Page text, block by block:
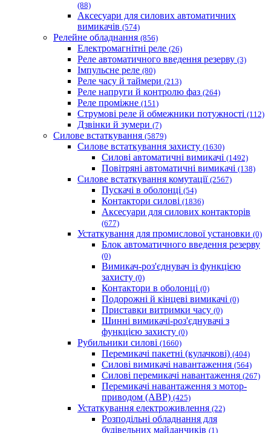
(88)
Аксесуари для силових автоматичних
вимикачів (574)
Релейне обладнання (856)
Електромагнітні реле (26)
Реле автоматичного введення резерву (3)
Імпульсне реле (80)
Реле часу й таймери (213)
Реле напруги й контролю фаз (264)
Реле проміжне (151)
Струмові реле й обмежники потужності (112)
Дзвінки й зумери (7)
Силове встаткування (5879)
Силове встаткування захисту (1630)
Силові автоматичні вимикачі (1492)
Повітряні автоматичні вимикачі (138)
Силове встаткування комутації (2567)
Пускачі в оболонці (54)
Контактори силові (1836)
Аксесуари для силових контакторів
(677)
Устаткування для промислової установки (0)
Блок автоматичного введення резерву
(0)
Вимикач-роз'єднувач із функцією
захисту (0)
Контактори в оболонці (0)
Подорожні й кінцеві вимикачі (0)
Приставки витримки часу (0)
Шинні вимикачі-роз'єднувачі з
функцією захисту (0)
Рубильники силові (1660)
Перемикачі пакетні (кулачкові) (404)
Силові вимикачі навантаження (564)
Cилові перемикачі навантаження (267)
Перемикачі навантаження з мотор-
приводом (АВР) (425)
Устаткування електроживлення (22)
Розподільні обладнання для
будівельних майданчиків (1)